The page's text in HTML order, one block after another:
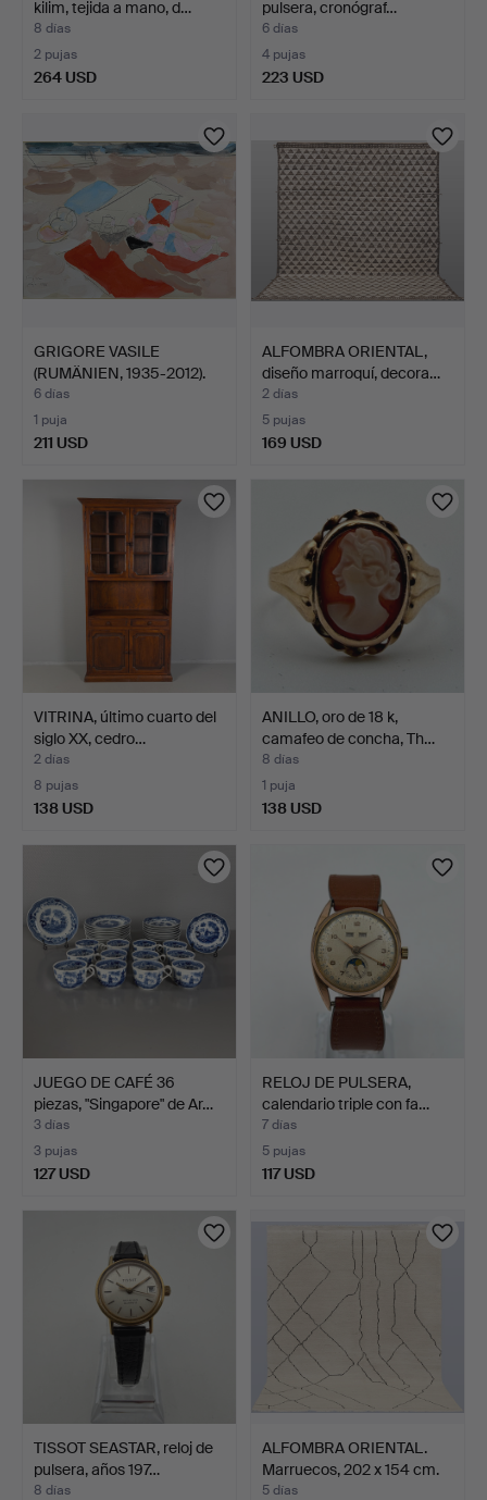
kilim, tejida a mano, d…
8 días
2 pujas
264 USD
pulsera, cronógraf…
6 días
4 pujas
223 USD
GRIGORE VASILE
(RUMÄNIEN, 1935-2012).
"Pla…
6 días
1 puja
211 USD
ALFOMBRA ORIENTAL,
diseño marroquí, decora…
2 días
5 pujas
169 USD
VITRINA, último cuarto del
siglo XX, cedro…
2 días
8 pujas
138 USD
ANILLO, oro de 18 k,
camafeo de concha, Th…
8 días
1 puja
138 USD
JUEGO DE CAFÉ 36
piezas, "Singapore" de Ar…
3 días
3 pujas
127 USD
RELOJ DE PULSERA,
calendario triple con fa…
7 días
5 pujas
117 USD
TISSOT SEASTAR, reloj de
pulsera, años 197…
8 días
ALFOMBRA ORIENTAL.
Marruecos, 202 x 154 cm.
5 días